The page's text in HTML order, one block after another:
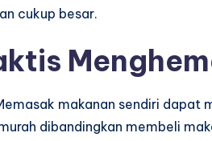
cukup besar.
makanan sendiri
dibandingkan membeli